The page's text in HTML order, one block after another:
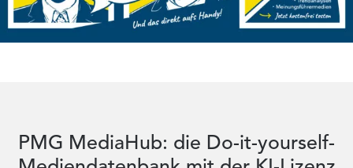
PMG MediaHub: die Do-it-yourself-